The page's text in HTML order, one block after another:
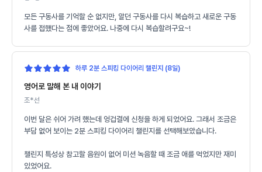
모든 구동사를 기억할 순 없지만, 알던 구동사를 다시 복습하고 새로운 구동
사를 접했다는 점에 좋았어요. 나중에 다시 복습할려구요~!
하루 2분 스피킹 다이어리 챌린지 (8일)
영어로 말해 본 내 이야기
조*선
이번 달은 쉬어 가려 했는데 엉겁결에 신청을 하게 되었어요. 그래서 조금은
부담 없어 보이는 2분 스피킹 다이어리 챌린지를 선택해보았습니다.
챌린지 특성상 참고할 음원이 없어 미션 녹음할 때 조금 애를 먹었지만 재미
있었어요.